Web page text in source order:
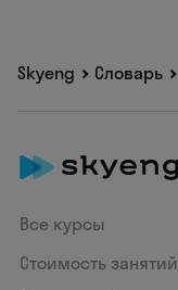
Skyeng Словарь
Все курсы
Стоимость занятий